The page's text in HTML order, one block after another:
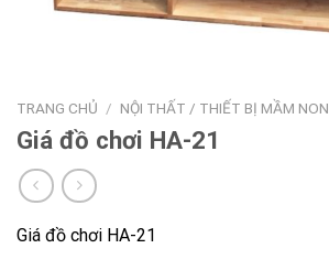
TRANG CHỦ / NỘI THẤT / THIẾT BỊ MẦM NON
Giá đồ chơi HA-21
Giá đồ chơi HA-21